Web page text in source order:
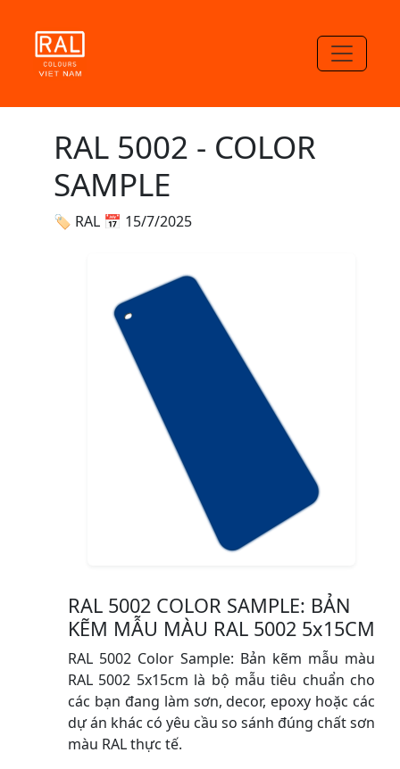
RAL 5002 - COLOR
SAMPLE
🏷 RAL 📅 15/7/2025
RAL 5002 COLOR SAMPLE: BẢN
KẼM MẪU MÀU RAL 5002 5x15CM
RAL 5002 Color Sample: Bản kẽm mẫu màu
RAL 5002 5x15cm là bộ mẫu tiêu chuẩn cho
các bạn đang làm sơn, decor, epoxy hoặc các
dự án khác có yêu cầu so sánh đúng chất sơn
màu RAL thực tế.